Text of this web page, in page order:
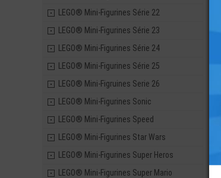
LEGO® Mini-Figurines Série 22
LEGO® Mini-Figurines Série 23
LEGO® Mini-Figurines Série 24
LEGO® Mini-Figurines Série 25
LEGO® Mini-Figruines Serie 26
LEGO® Mini-Figurines Sonic
LEGO® Mini-Figurines Speed
LEGO® Mini-Figurines Star Wars
LEGO® Mini-Figurines Super Heros
LEGO® Mini-Figurines Super Mario